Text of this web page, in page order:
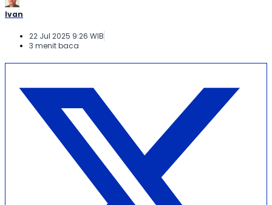
Ivan
22 Jul 2025 9:26 WIB
3 menit baca